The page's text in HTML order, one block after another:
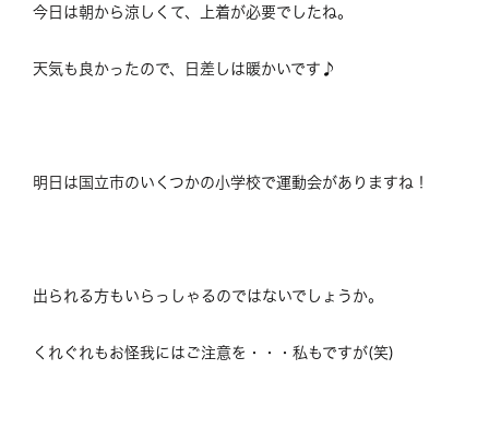
今日は朝から涼しくて、上着が必要でしたね。
天気も良かったので、日差しは暖かいです♪
明日は国立市のいくつかの小学校で運動会がありますね！
出られる方もいらっしゃるのではないでしょうか。
くれぐれもお怪我にはご注意を・・・私もですが(笑)